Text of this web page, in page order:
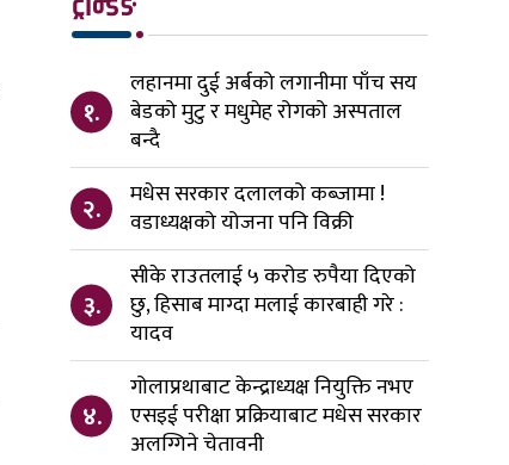
१.
लहानमा दुई अर्बको लगानीमा पाँच सय
बेडको मुटु र मधुमेह रोगको अस्पताल
बन्दै
२.
मधेस सरकार दलालको कब्जामा !
वडाध्यक्षको योजना पनि विक्री
३.
सीके राउतलाई ५ करोड रुपैया दिएको
छु, हिसाब माग्दा मलाई कारबाही गरे :
यादव
४.
गोलाप्रथाबाट केन्द्राध्यक्ष नियुक्ति नभए
एसइई परीक्षा प्रक्रियाबाट मधेस सरकार
अलग्गिने चेतावनी